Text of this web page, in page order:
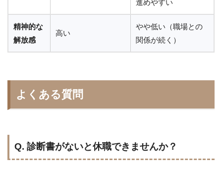
進めやすい
精神的な
解放感
高い
やや低い（職場との
関係が続く）
よくある質問
Q. 診断書がないと休職できませんか？